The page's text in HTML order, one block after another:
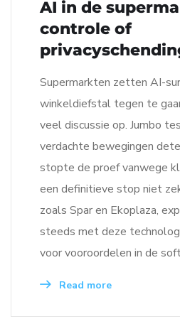
AI in de
controle of
Supermarkten zetten AI-
winkeldiefstal tegen te
veel discussie op. Jumbo
verdachte bewegingen
stopte de proef vanwege
een definitieve stop niet
zoals Spar en Ekoplaza,
steeds met deze
voor vooroordelen in de
Read more